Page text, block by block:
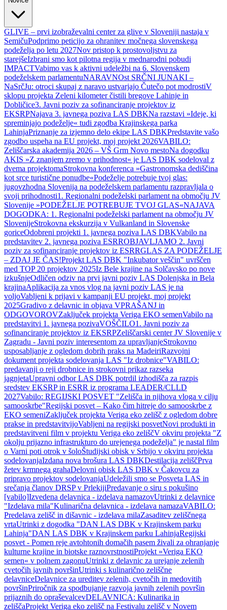
GLIVE – prvi izobraževalni center za glive v Sloveniji nastaja v
SemičuPodprimo peticijo za ohranitev močnega slovenskega
podeželja po letu 2027Nov pristop k prostovoljstvu za
starejšeIzbrani smo kot pilotna regija v mednarodni pobudi
IMPACTVabimo vas k aktivni udeležbi na 6. Slovenskem
podeželskem parlamentuNARAVNOst SRČNI JUNAKI –
NaSrčJu: otroci skupaj z naravo ustvarjajo Čutečo pot modrostiV
sklopu projekta Zeleni kilometer čistili bregove Lahinje in
Dobličice3. Javni poziv za sofinanciranje projektov iz
EKSRPNajava 3. javnega poziva LAS DBKNa razstavi »Ideje, ki
spreminjajo podeželje« tudi zgodba Krajinskega parka
LahinjaPriznanje za izjemno delo ekipe LAS DBKPredstavite vašo
zgodbo uspeha na EU projekt, moj projekt 2026VABILO:
Zeliščarska akademija 2026 – VŠ Grm Novo mestoNa dogodku
AKIS »Z znanjem zremo v prihodnost« je LAS DBK sodeloval z
dvema projektomaStrokovna konferenca »Gastronomska dediščina
kot srce turistične ponudbe«Podeželje potrebuje tvoj glas:
jugovzhodna Slovenija na podeželskem parlamentu razpravljala o
svoji prihodnosti1. Regionalni podeželski parlament na območju JV
Slovenije »PODEŽELJE POTREBUJE TVOJ GLAS«NAJAVA
DOGODKA: 1. Regionalni podeželski parlament na območju JV
SlovenijeStrokovna ekskurzija v Vulkanland in Slovenske
goriceOdobreni projekti 1. javnega poziva LAS DBKVabilo na
predstavitev 2. javnega poziva ESRROBJAVLJAMO 2. Javni
poziv za sofinanciranje projektov iz ESRRGLAS ZA PODEŽELJE
– ZDAJ JE ČAS!Projekt LAS DBK "Inkubator veščin" uvrščen
med TOP 20 projektov 2025Iz Bele krajine na Solčavsko po nove
izkušnjeOdličen odziv na prvi javni poziv LAS Dolenjska in Bela
krajinaAplikacija za vnos vlog na javni poziv LAS je na
voljoVabljeni k prijavi v kampanji EU projekt, moj projekt
2025Gradivo z delavnic in objava VPRAŠANJ in
ODGOVOROVZaključek projekta Veriga EKO semenVabilo na
predstavitvi 1. javnega pozivaVOŠČILO1. Javni poziv za
sofinanciranje projektov iz EKSRPZeliščarski center JV Slovenije v
Zagradu - Javni poziv interesentom za upravljanjeStrokovno
usposabljanje z ogledom dobrih praks na MadeiriRazvojni
dokument projekta sodelovanja LAS "Iz drobnice"VABILO:
predavanji o reji drobnice in strokovni prikaz razseka
jagnjetaUpravni odbor LAS DBK potrdil izhodišča za razpis
sredstev EKSRP in ESRR iz programa LEADER/CLLD
2027Vabilo: REGIJSKI POSVET "Zelišča in njihova vloga v cilju
samooskrbe"Regijski posvet – Kako čim hitreje do samooskrbe z
EKO semeniZaključek projekta Veriga eko zelišč z ogledom dobre
prakse in predstavitvijoVabljeni na regijski posvetNovi produkti in
predstavitveni film v projektu Veriga eko zeliščV okviru projekta "Z
okolju prijazno infrastrukturo do urejenega podeželja" je nastal film
o Varni poti otrok v šoloŠtudijski obisk v Srbijo v okviru projekta
sodelovanjaIzdana nova brošura LAS DBKDestilacija zeliščPrva
žetev krmnega grahaDelovni obisk LAS DBK v Čakovcu za
pripravo projektov sodelovanjaUdeležili smo se Posveta LAS in
srečanja članov DRSP v PrlekijiPredavanje o siru s pokušino
[vabilo]Izvedena delavnica - izdelava namazovUtrinki z delavnice
"Izdelava mila"Kulinarična delavnica - izdelava namazaVABILO:
Predelava zelišč in dišavnic - izdelava milaZasaditev zeliščnega
vrtaUtrinki z dogodka "DAN LAS DBK v Krajinskem parku
Lahinja"DAN LAS DBK v Krajinskem parku LahinjaRegijski
posvet - Pomen reje avtohtonih domačih pasem živali za ohranjanje
kulturne krajine in biotske raznovrstnostiProjekt »Veriga EKO
semen« v polnem zagonuUtrinki z delavnic za urejanje zelenih
cvetočih javnih površinUtrinki s kulinarično zeliščne
delavniceDelavnice za ureditev zelenih, cvetočih in medovitih
površinPriročnik za spodbujanje razvoja javnih zelenih površin
prijaznih do opraševalcevDELAVNICA: Kulinarika in
zeliščaProjekt Veriga eko zelišč na Festivalu zelišč v Novem